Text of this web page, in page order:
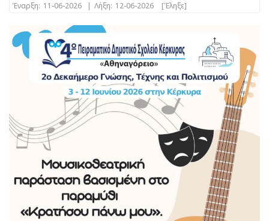
Έναρξη: 11-06-2026 | Λήξη: 12-06-2026 [Έληξε]